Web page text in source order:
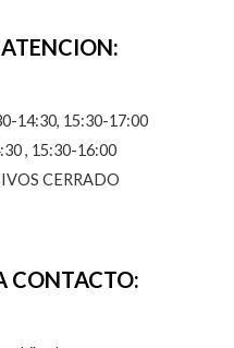
14:30, 15:30-17:00
, 15:30-16:00
CERRADO
CONTACTO: